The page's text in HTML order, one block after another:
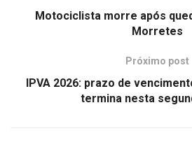
Motociclista morre após
Morretes
Próximo post
IPVA 2026: prazo de
termina nesta